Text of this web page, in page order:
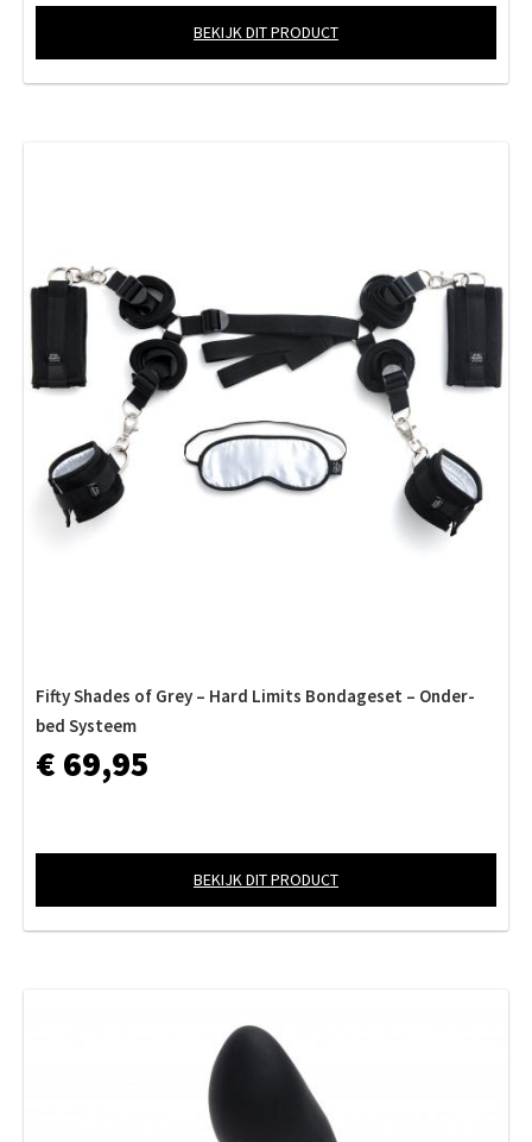
BEKIJK DIT PRODUCT
Fifty Shades of Grey – Hard Limits Bondageset – Onder-
bed Systeem
€ 69,95
BEKIJK DIT PRODUCT